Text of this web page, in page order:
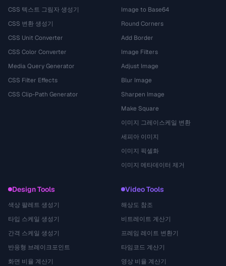
CSS 텍스트 그림자 생성기
CSS 변환 생성기
CSS Unit Converter
CSS Color Converter
Media Query Generator
CSS Filter Effects
CSS Clip-Path Generator
Image to Base64
Round Corners
Add Border
Image Filters
Adjust Image
Blur Image
Sharpen Image
Make Square
이미지 그레이스케일 변환
세피아 이미지
이미지 픽셀화
이미지 메타데이터 제거
Design Tools
색상 팔레트 생성기
타입 스케일 생성기
간격 스케일 생성기
반응형 브레이크포인트
화면 비율 계산기
Video Tools
해상도 참조
비트레이트 계산기
프레임 레이트 변환기
타임코드 계산기
영상 비율 계산기